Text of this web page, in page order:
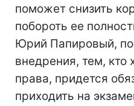
поможет снизить
побороть ее
Юрий Папировый,
внедрения, тем, кто
права, придется
приходить на